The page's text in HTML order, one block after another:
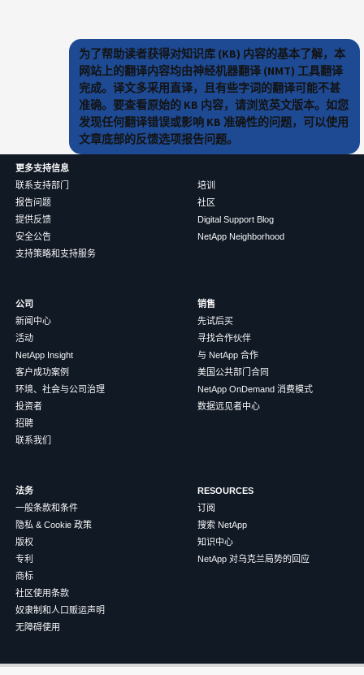
为了帮助读者获得对知识库 (KB) 内容的基本了解，本
网站上的翻译内容均由神经机器翻译 (NMT) 工具翻译
完成。译文多采用直译，且有些字词的翻译可能不甚
准确。要查看原始的 KB 内容，请浏览英文版本。如您
发现任何翻译错误或影响 KB 准确性的问题，可以使用
文章底部的反馈选项报告问题。
更多支持信息
联系支持部门
报告问题
提供反馈
安全公告
支持策略和支持服务
培训
社区
Digital Support Blog
NetApp Neighborhood
公司
新闻中心
活动
NetApp Insight
客户成功案例
环境、社会与公司治理
投资者
招聘
联系我们
销售
先试后买
寻找合作伙伴
与 NetApp 合作
美国公共部门合同
NetApp OnDemand 消费模式
数据远见者中心
法务
一般条款和条件
隐私 & Cookie 政策
版权
专利
商标
社区使用条款
奴隶制和人口贩运声明
无障碍使用
RESOURCES
订阅
搜索 NetApp
知识中心
NetApp 对乌克兰局势的回应